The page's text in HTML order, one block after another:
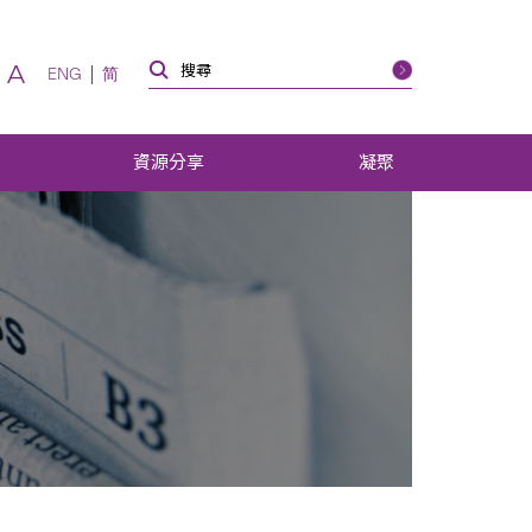
A ENG 简
資源分享 凝聚